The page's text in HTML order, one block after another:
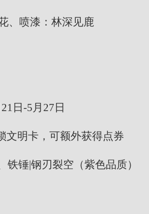
、喷漆：林深见鹿
日-5月27日
文明卡，可额外获得点券
铁锤|钢刃裂空（紫色品质）